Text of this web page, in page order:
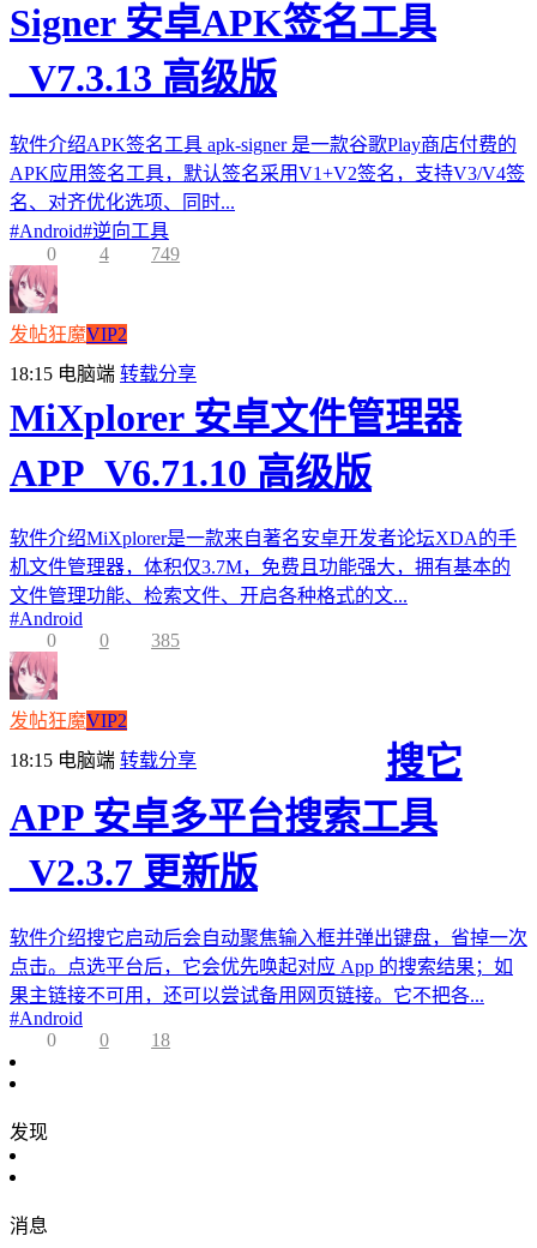
Signer 安卓APK签名工具
_V7.3.13 高级版
软件介绍APK签名工具 apk-signer 是一款谷歌Play商店付费的
APK应用签名工具，默认签名采用V1+V2签名，支持V3/V4签
名、对齐优化选项、同时...
#Android#逆向工具
0
4 749
发帖狂魔VIP2
18:15 电脑端 转载分享
MiXplorer 安卓文件管理器
APP_V6.71.10 高级版
软件介绍MiXplorer是一款来自著名安卓开发者论坛XDA的手
机文件管理器，体积仅3.7M，免费且功能强大，拥有基本的
文件管理功能、检索文件、开启各种格式的文...
#Android
0
0 385
发帖狂魔VIP2
18:15 电脑端 转载分享
搜它
APP 安卓多平台搜索工具
_V2.3.7 更新版
软件介绍搜它启动后会自动聚焦输入框并弹出键盘，省掉一次
点击。点选平台后，它会优先唤起对应 App 的搜索结果；如
果主链接不可用，还可以尝试备用网页链接。它不把各...
#Android
0
0 18
发现
消息